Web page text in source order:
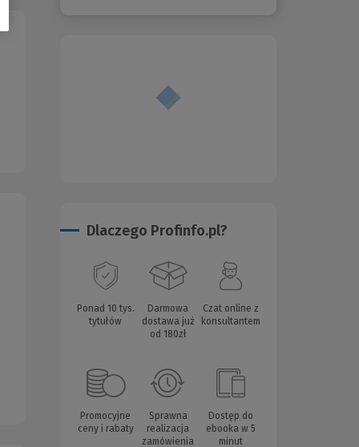
Dlaczego Profinfo.pl?
Ponad 10 tys.
tytułów
Darmowa
dostawa już
od 180zł
Czat online z
konsultantem
Promocyjne
ceny i rabaty
Sprawna
realizacja
zamówienia
Dostęp do
ebooka w 5
minut